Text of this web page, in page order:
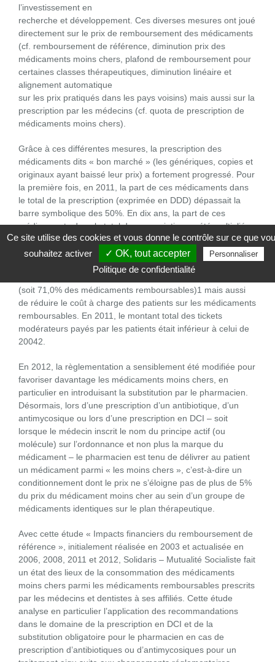
l’investissement en
recherche et développement. Ces diverses mesures ont joué
directement sur le prix de remboursement des médicaments
(cf. remboursement de référence, diminution prix des
médicaments moins chers, plafond de remboursement pour
certaines classes thérapeutiques, diminution linéaire et
alignement automatique
sur les prix pratiqués dans les pays voisins) mais aussi sur la
prescription par les médecins (cf. quota de prescription de
médicaments moins chers).
Grâce à ces différentes mesures, la prescription des
médicaments dits « bon marché » (les génériques, copies et
originaux ayant baissé leur prix) a fortement progressé. Pour
la première fois, en 2011, la part de ces médicaments dans
le total de la prescription (exprimée en DDD) dépassait la
barre symbolique des 50%. En dix ans, la part de ces
médicaments dans le total des prescriptions a été multipliée
par cinq.
Cela a permis de ralentir la croissance des dépenses de
l’assurance maladie dans les officines ouvertes au public
(soit 71,0% des médicaments remboursables)1 mais aussi
de réduire le coût à charge des patients sur les médicaments
remboursables. En 2011, le montant total des tickets
modérateurs payés par les patients était inférieur à celui de
20042.
En 2012, la règlementation a sensiblement été modifiée pour
favoriser davantage les médicaments moins chers, en
particulier en introduisant la substitution par le pharmacien.
Désormais, lors d’une prescription d’un antibiotique, d’un
antimycosique ou lors d’une prescription en DCI – soit
lorsque le médecin inscrit le nom du principe actif (ou
molécule) sur l’ordonnance et non plus la marque du
médicament – le pharmacien est tenu de délivrer au patient
un médicament parmi « les moins chers », c’est-à-dire un
conditionnement dont le prix ne s’éloigne pas de plus de 5%
du prix du médicament moins cher au sein d’un groupe de
médicaments identiques sur le plan thérapeutique.
Avec cette étude « Impacts financiers du remboursement de
référence », initialement réalisée en 2003 et actualisée en
2006, 2008, 2011 et 2012, Solidaris – Mutualité Socialiste fait
un état des lieux de la consommation des médicaments
moins chers parmi les médicaments remboursables prescrits
par les médecins et dentistes à ses affiliés. Cette étude
analyse en particulier l’application des recommandations
dans le domaine de la prescription en DCI et de la
substitution obligatoire pour le pharmacien en cas de
prescription d’antibiotiques ou d’antimycosiques pour un
Ce site utilise des cookies et vous donne le contrôle sur ce que
souhaitez activer
✓ OK, tout accepter Personnaliser
Politique de confidentialité